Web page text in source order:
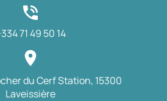
du Cerf Station, 15300
Laveissière
phone_in_talk
71 49 50 14
place